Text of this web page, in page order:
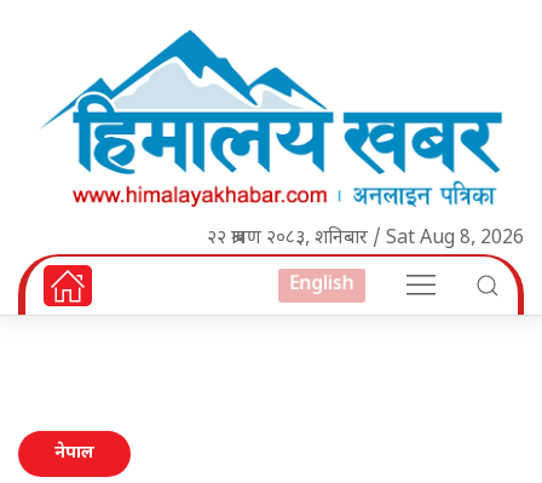
२२ श्रावण २०८३, शनिबार / Sat Aug 8, 2026
English
नेपाल